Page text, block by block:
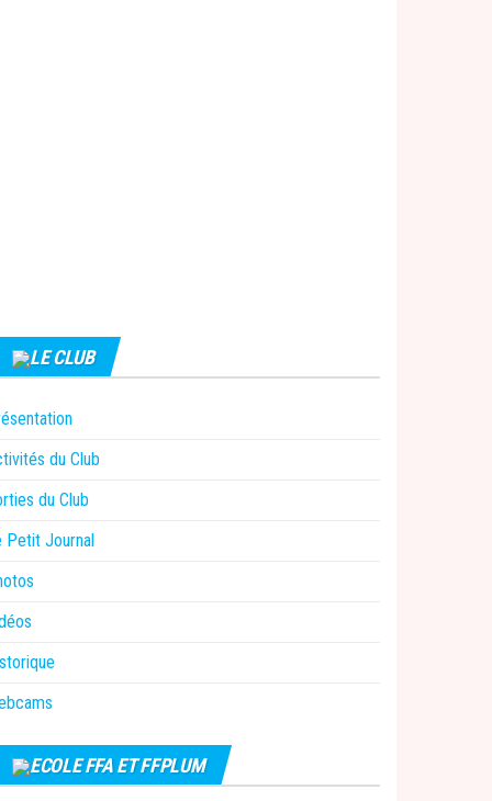
LE CLUB
du Club
du Club
Petit Journal
ECOLE FFA ET FFPLUM